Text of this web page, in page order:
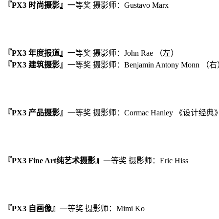
『PX3 时尚摄影』 一等奖 摄影师：Gustavo Marx
『PX3 年度报道』 一等奖 摄影师：John Rae （左）
『PX3 建筑摄影』 一等奖 摄影师：Benjamin Antony Monn （右
『PX3 产品摄影』 一等奖 摄影师：Cormac Hanley 《设计经典
『PX3 Fine Art纯艺术摄影』 一等奖 摄影师：Eric Hiss
『PX3 自画像』 一等奖 摄影师：Mimi Ko